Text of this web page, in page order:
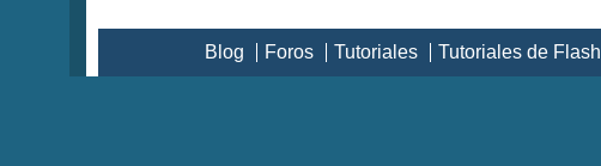
Blog Foros Tutoriales Tutoriales de Flash